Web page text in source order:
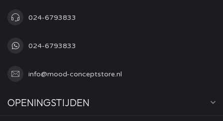
024-6793833
024-6793833
info@mood-conceptstore.nl
OPENINGSTIJDEN